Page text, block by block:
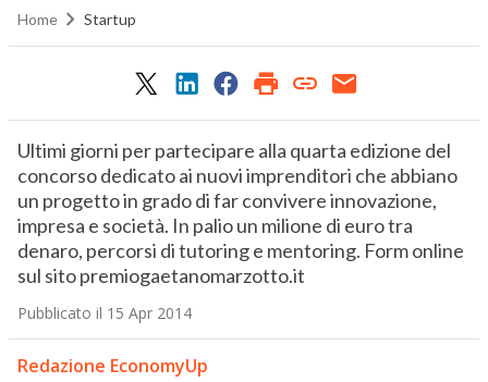
Home Startup
Ultimi giorni per partecipare alla quarta edizione del
concorso dedicato ai nuovi imprenditori che abbiano
un progetto in grado di far convivere innovazione,
impresa e società. In palio un milione di euro tra
denaro, percorsi di tutoring e mentoring. Form online
sul sito premiogaetanomarzotto.it
Pubblicato il 15 Apr 2014
Redazione EconomyUp